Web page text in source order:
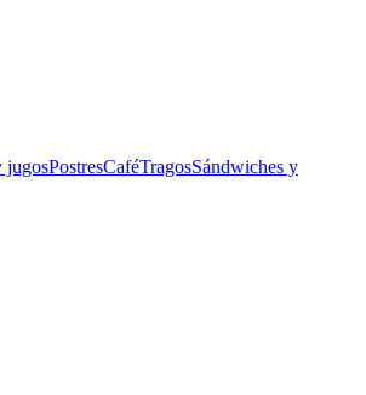
jugosPostresCaféTragosSándwiches y